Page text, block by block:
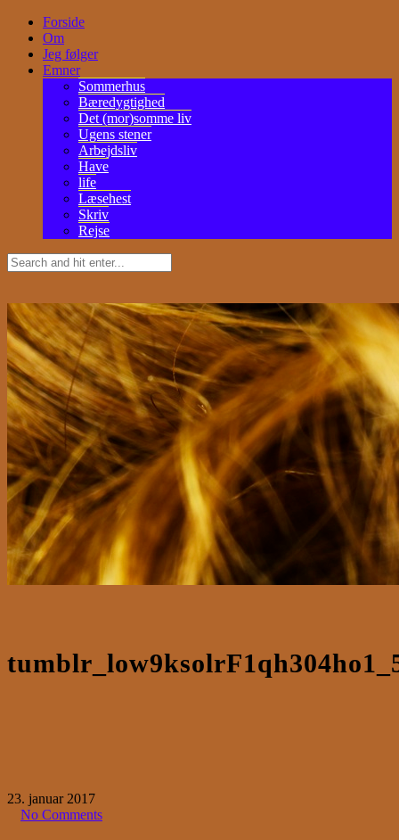
Forside
Om
Jeg følger
Emner
Sommerhus
Bæredygtighed
Det (mor)somme liv
Ugens stener
Arbejdsliv
Have
life
Læsehest
Skriv
Rejse
23. januar 2017
No Comments